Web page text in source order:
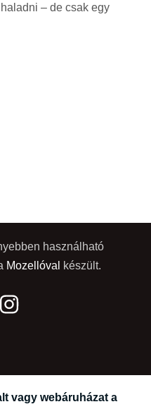
– de csak egy
használható
Mozellóval készült.
vagy webáruházat a